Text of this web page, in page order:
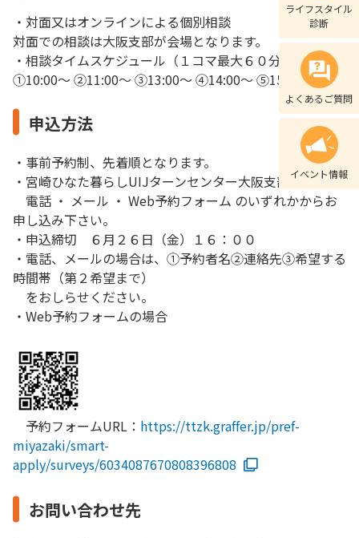
・対面又はオンラインによる個別相談
対面での相談は大阪支部が会場となります。
・相談タイムスケジュール（１コマ最大６０分）
①10:00～ ②11:00～ ③13:00～ ④14:00～ ⑤15:00～
申込方法
・事前予約制、先着順となります。
・宮崎ひなた暮らしUIJターンセンター大阪支部まで
電話 ・ メール ・ Web予約フォーム のいずれかからお
申し込み下さい。
・申込締切 ６月２６日（金）１６：００
・電話、メールの場合は、①予約者名②連絡先③希望する
時間帯（第２希望まで）
をおしらせください。
・Web予約フォームの場合
予約フォームURL： https://ttzk.graffer.jp/pref-
miyazaki/smart-
apply/surveys/6034087670808396808
お問い合わせ先
ライフスタイル
診断
よくあるご質問
イベント情報